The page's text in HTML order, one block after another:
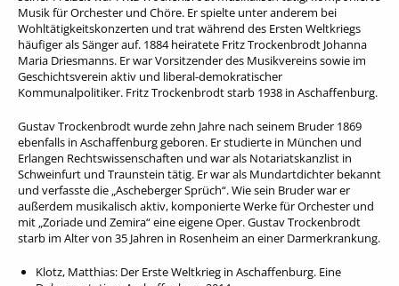
Musik für Orchester und Chöre. Er spielte unter anderem bei
Wohltätigkeitskonzerten und trat während des Ersten Weltkriegs
häufiger als Sänger auf. 1884 heiratete Fritz Trockenbrodt Johanna
Maria Driesmanns. Er war Vorsitzender des Musikvereins sowie im
Geschichtsverein aktiv und liberal-demokratischer
Kommunalpolitiker. Fritz Trockenbrodt starb 1938 in Aschaffenburg.
Gustav Trockenbrodt wurde zehn Jahre nach seinem Bruder 1869
ebenfalls in Aschaffenburg geboren. Er studierte in München und
Erlangen Rechtswissenschaften und war als Notariatskanzlist in
Schweinfurt und Traunstein tätig. Er war als Mundartdichter bekannt
und verfasste die „Ascheberger Sprüch“. Wie sein Bruder war er
außerdem musikalisch aktiv, komponierte Werke für Orchester und
mit „Zoriade und Zemira“ eine eigene Oper. Gustav Trockenbrodt
starb im Alter von 35 Jahren in Rosenheim an einer Darmerkrankung.
Klotz, Matthias: Der Erste Weltkrieg in Aschaffenburg. Eine